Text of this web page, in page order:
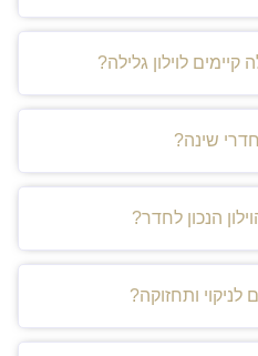
קיימים לוילון גלילה?
שינה?
הנכון לחדר?
לניקוי ותחזוקה?